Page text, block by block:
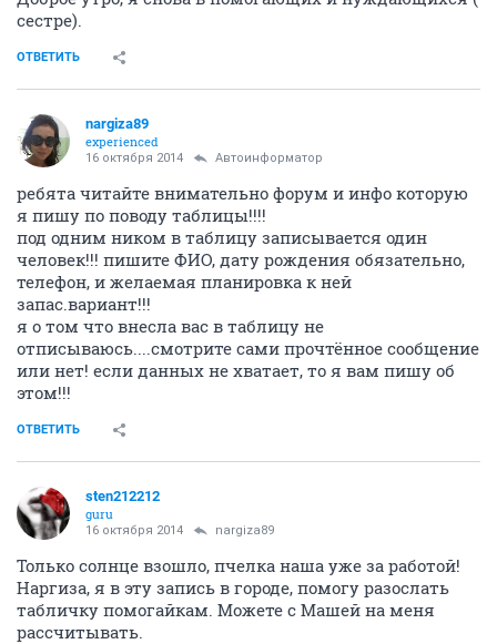
сестре).
ОТВЕТИТЬ
nargiza89
experienced
16 октября 2014 Автоинформатор
ребята читайте внимательно форум и инфо которую
я пишу по поводу таблицы!!!!
под одним ником в таблицу записывается один
человек!!! пишите ФИО, дату рождения обязательно,
телефон, и желаемая планировка к ней
запас.вариант!!!
я о том что внесла вас в таблицу не
отписываюсь....смотрите сами прочтённое сообщение
или нет! если данных не хватает, то я вам пишу об
этом!!!
ОТВЕТИТЬ
sten212212
guru
16 октября 2014 nargiza89
Только солнце взошло, пчелка наша уже за работой!
Наргиза, я в эту запись в городе, помогу разослать
табличку помогайкам. Можете с Машей на меня
рассчитывать.